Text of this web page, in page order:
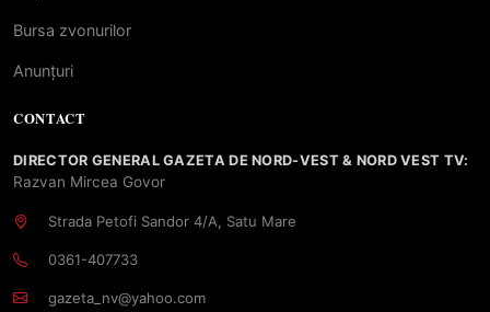
Bursa zvonurilor
Anunțuri
CONTACT
DIRECTOR GENERAL GAZETA DE NORD-VEST & NORD VEST TV:
Razvan Mircea Govor
Strada Petofi Sandor 4/A, Satu Mare
0361-407733
gazeta_nv@yahoo.com